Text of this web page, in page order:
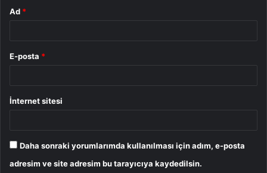
Ad *
E-posta *
İnternet sitesi
Daha sonraki yorumlarımda kullanılması için adım, e-posta
adresim ve site adresim bu tarayıcıya kaydedilsin.